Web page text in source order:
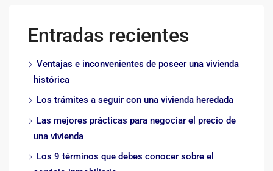
Entradas recientes
Ventajas e inconvenientes de poseer una vivienda
histórica
Los trámites a seguir con una vivienda heredada
Las mejores prácticas para negociar el precio de
una vivienda
Los 9 términos que debes conocer sobre el